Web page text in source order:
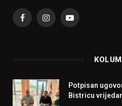
FacebookInstagramYouTube
Potpisan
Bistricu